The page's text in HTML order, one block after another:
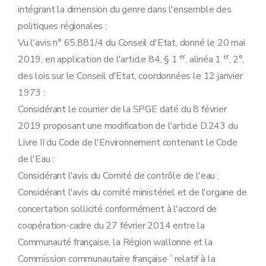
intégrant la dimension du genre dans l'ensemble des
politiques régionales ;
Vu l'avis n° 65.881/4 du Conseil d'Etat, donné le 20 mai
2019, en application de l'article 84, § 1 er, alinéa 1 er, 2°,
des lois sur le Conseil d'Etat, coordonnées le 12 janvier
1973 ;
Considérant le courrier de la SPGE daté du 8 février
2019 proposant une modification de l'article D.243 du
Livre II du Code de l'Environnement contenant le Code
de l'Eau ;
Considérant l'avis du Comité de contrôle de l'eau ;
Considérant l'avis du comité ministériel et de l'organe de
concertation sollicité conformément à l'accord de
coopération-cadre du 27 février 2014 entre la
Communauté française, la Région wallonne et la
Commission communautaire française `relatif à la